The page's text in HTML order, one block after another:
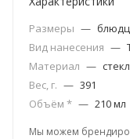
Размеры —
Вид нанесения —
Материал —
Вес, г. — 391
Объём * — 210 мл
Мы можем